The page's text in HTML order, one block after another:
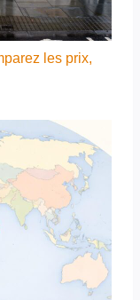
les prix,